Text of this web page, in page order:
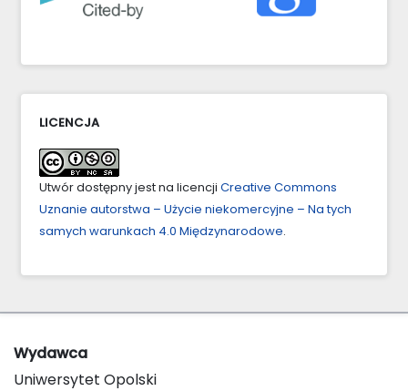
LICENCJA
Utwór dostępny jest na licencji Creative Commons
Uznanie autorstwa – Użycie niekomercyjne – Na tych
samych warunkach 4.0 Międzynarodowe.
Wydawca
Uniwersytet Opolski